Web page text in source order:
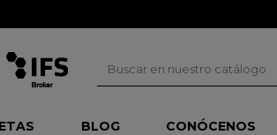
BLOG CONÓCENOS